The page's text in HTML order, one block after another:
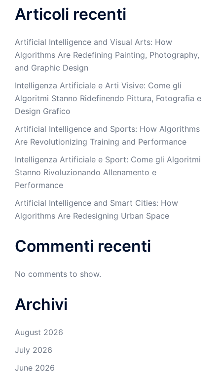
Articoli recenti
Artificial Intelligence and Visual Arts: How
Algorithms Are Redefining Painting, Photography,
and Graphic Design
Intelligenza Artificiale e Arti Visive: Come gli
Algoritmi Stanno Ridefinendo Pittura, Fotografia e
Design Grafico
Artificial Intelligence and Sports: How Algorithms
Are Revolutionizing Training and Performance
Intelligenza Artificiale e Sport: Come gli Algoritmi
Stanno Rivoluzionando Allenamento e
Performance
Artificial Intelligence and Smart Cities: How
Algorithms Are Redesigning Urban Space
Commenti recenti
No comments to show.
Archivi
August 2026
July 2026
June 2026